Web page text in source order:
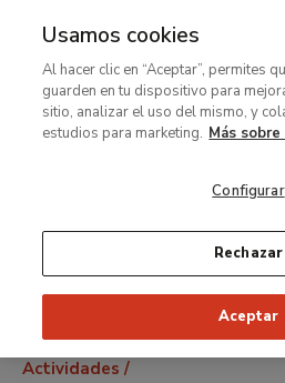
MENÚ
contenido
principal
Ruta
Actividades
Usamos cookies
Al hacer clic en “Aceptar”, permites
guarden en tu dispositivo para
sitio, analizar el uso del mismo, y
estudios para marketing. Más
Configurar
Rechazar
Aceptar